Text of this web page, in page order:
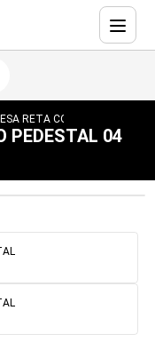
RETA COM GAVETEIRO
PEDESTAL 04